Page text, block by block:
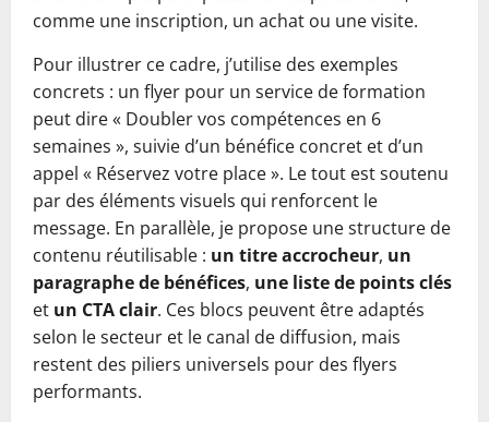
comme une inscription, un achat ou une visite.
Pour illustrer ce cadre, j’utilise des exemples
concrets : un flyer pour un service de formation
peut dire « Doubler vos compétences en 6
semaines », suivie d’un bénéfice concret et d’un
appel « Réservez votre place ». Le tout est soutenu
par des éléments visuels qui renforcent le
message. En parallèle, je propose une structure de
contenu réutilisable : un titre accrocheur, un
paragraphe de bénéfices, une liste de points clés
et un CTA clair. Ces blocs peuvent être adaptés
selon le secteur et le canal de diffusion, mais
restent des piliers universels pour des flyers
performants.